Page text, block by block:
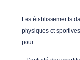
Les établissements
physiques et
pour :